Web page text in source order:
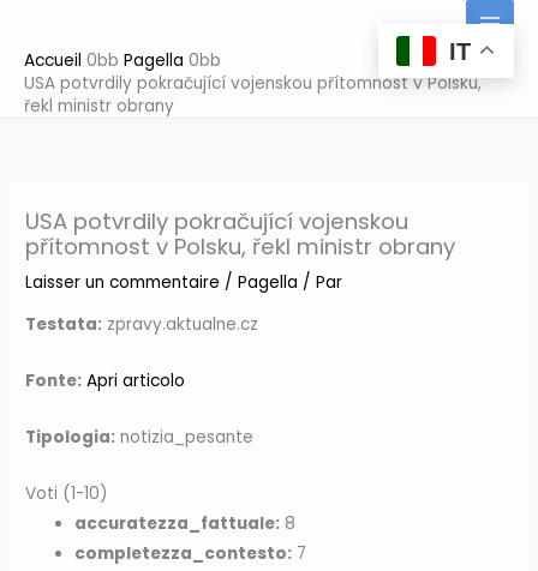
contenu
Accueil
Pagella
USA potvrdily pokračující vojenskou přítomnost v Polsku,
řekl ministr obrany
USA potvrdily pokračující vojenskou
přítomnost v Polsku, řekl ministr obrany
Laisser un commentaire /Pagella / Par
Testata: zpravy.aktualne.cz
Fonte: Apri articolo
Tipologia: notizia_pesante
Voti (1-10)
accuratezza_fattuale: 8
completezza_contesto: 7
IT